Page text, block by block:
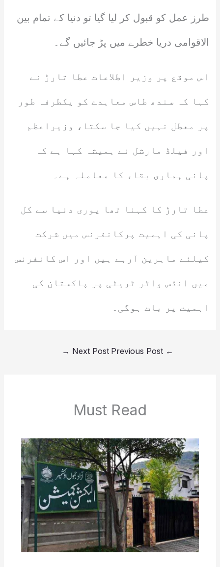
طرز عمل کو قبول کر لیا گیا تو دنیا کے تمام بین
الاقوامی دریا خطرے میں پڑ جائیں گے۔
اس موقع پر وزیر اطلاعات عطا تارڑ نے
کہا کہ سندھ طاس معاہدے کو یکطرفہ طور
پر معطل نہیں کیا جا سکتا، وزیراعظم
اور فیلڈ مارشل نے ہمیشہ کہا ہے کہ
پانی ہماری بقاء کا معاملہ ہے۔
عطا تارڑ کا کہنا تھا پوری دنیا سے کل
پانی کی اہمیت پرکانفرنس میں شرکت
کیلئے ماہرین آرہے ہیں اور اس کانفرنس
میں انڈس واٹر ٹریٹی پر پاکستان کی
اہمیت پر بات ہوگی۔
←
Next Post
→
Must Read